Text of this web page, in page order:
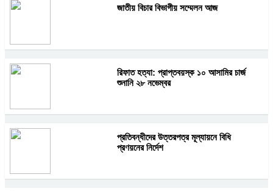
জাতীয় বিচার বিভাগীয় সম্মেলন আজ
রিফাত হত্যা: প্রাপ্তবয়স্ক ১০ আসামির চার্জ
শুনানি ২৮ নভেম্বর
প্রতিবন্ধীদের উত্তরপত্র মূল্যায়নে বিধি
প্রণয়নের নির্দেশ